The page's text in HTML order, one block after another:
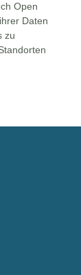
Open
Daten
zu